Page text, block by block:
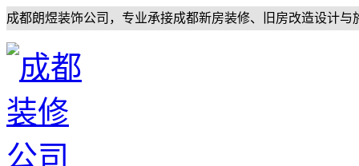
成都朗煜装饰公司，专业承接成都新房装修、旧房改造设计与